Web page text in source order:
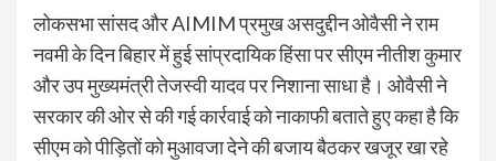
लोकसभा सांसद और AIMIM प्रमुख असदुद्दीन ओवैसी ने राम
नवमी के दिन बिहार में हुई सांप्रदायिक हिंसा पर सीएम नीतीश कुमार
और उप मुख्यमंत्री तेजस्वी यादव पर निशाना साधा है। ओवैसी ने
सरकार की ओर से की गई कार्रवाई को नाकाफी बताते हुए कहा है कि
सीएम को पीड़ितों को मुआवजा देने की बजाय बैठकर खजूर खा रहे